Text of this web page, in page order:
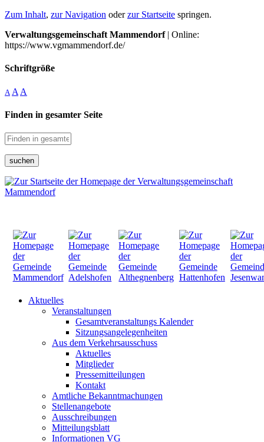
Zum Inhalt, zur Navigation oderzur Startseite springen.
Verwaltungsgemeinschaft Mammendorf| Online:
https://www.vgmammendorf.de/
Schriftgröße
A A A
Finden in gesamter Seite
suchen
Aktuelles
Veranstaltungen
Gesamtveranstaltungs Kalender
Sitzungsangelegenheiten
Aus dem Verkehrsausschuss
Aktuelles
Mitglieder
Pressemitteilungen
Kontakt
Amtliche Bekanntmachungen
Stellenangebote
Ausschreibungen
Mitteilungsblatt
Informationen VG